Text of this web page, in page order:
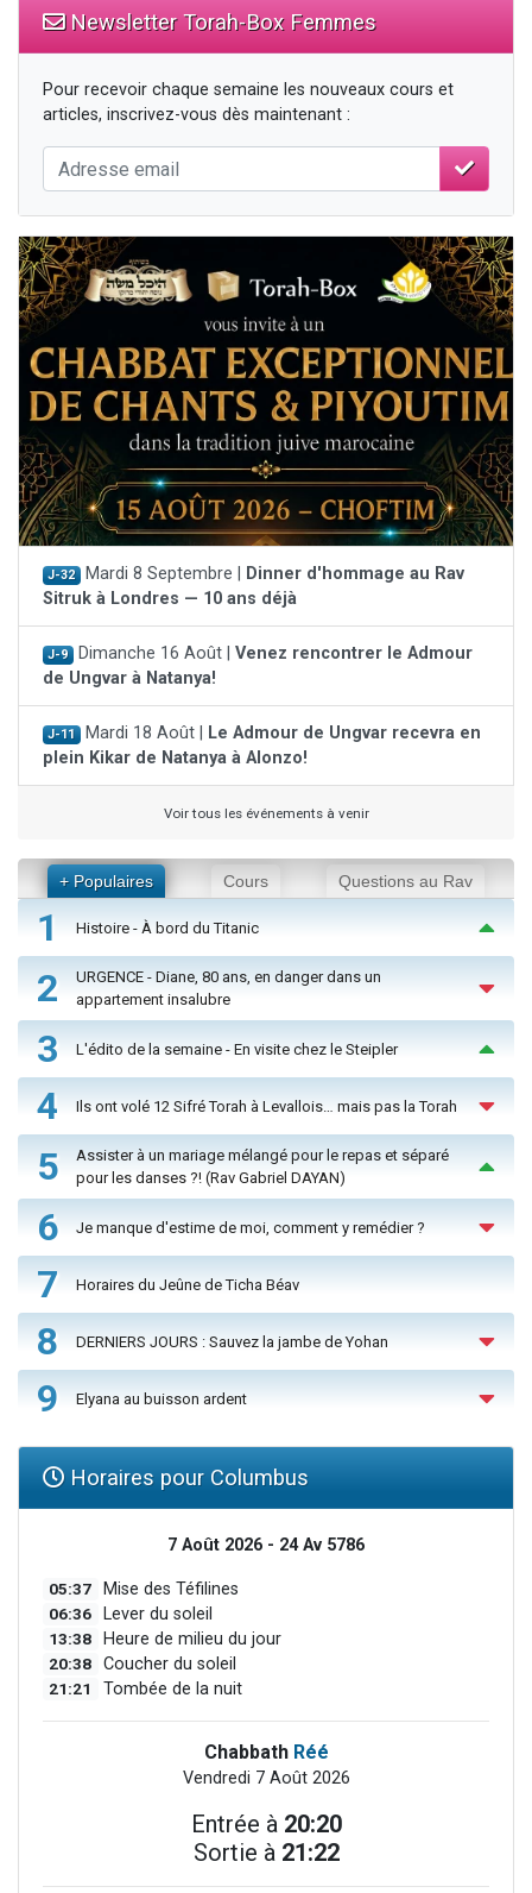
Newsletter Torah-Box Femmes
Pour recevoir chaque semaine les nouveaux cours et
articles, inscrivez-vous dès maintenant :
J-32 Mardi 8 Septembre |
Dinner d'hommage au Rav
Sitruk à Londres — 10 ans déjà
J-9 Dimanche 16 Août | Venez rencontrer le Admour
de Ungvar à Natanya!
J-11 Mardi 18 Août |
Le Admour de Ungvar recevra en
plein Kikar de Natanya à Alonzo!
Voir tous les événements à venir
+ Populaires Cours Questions au Rav
1 Histoire - À bord du Titanic
2
URGENCE - Diane, 80 ans, en danger dans un
appartement insalubre
3 L'édito de la semaine - En visite chez le Steipler
4 Ils ont volé 12 Sifré Torah à Levallois… mais pas la Torah
5
Assister à un mariage mélangé pour le repas et séparé
pour les danses ?! (Rav Gabriel DAYAN)
6 Je manque d'estime de moi, comment y remédier ?
7 Horaires du Jeûne de Ticha Béav
8 DERNIERS JOURS : Sauvez la jambe de Yohan
9 Elyana au buisson ardent
Horaires pour Columbus
7 Août 2026 - 24 Av 5786
05:37 Mise des Téfilines
06:36 Lever du soleil
13:38 Heure de milieu du jour
20:38 Coucher du soleil
21:21 Tombée de la nuit
Chabbath Réé
Vendredi 7 Août 2026
Entrée à 20:20
Sortie à 21:22